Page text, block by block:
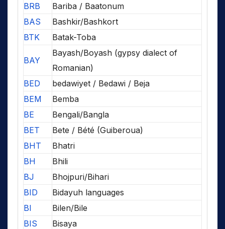
BRB
Bariba / Baatonum
BAS
Bashkir/Bashkort
BTK
Batak-Toba
BAY
Bayash/Boyash (gypsy dialect of
Romanian)
BED
bedawiyet / Bedawi / Beja
BEM
Bemba
BE
Bengali/Bangla
BET
Bete / Bété (Guiberoua)
BHT
Bhatri
BH
Bhili
BJ
Bhojpuri/Bihari
BID
Bidayuh languages
BI
Bilen/Bile
BIS
Bisaya